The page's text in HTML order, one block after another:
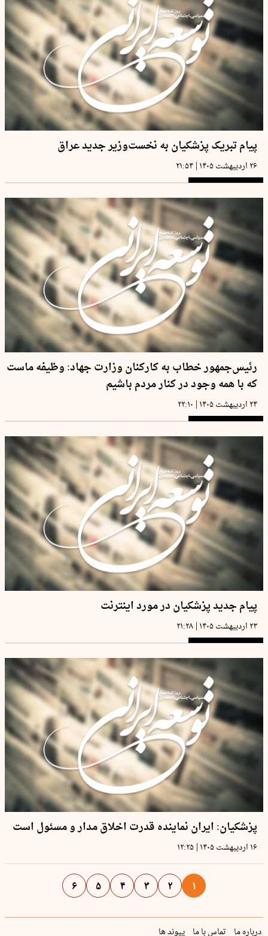
پیام تبریک پزشکیان به نخست‌وزیر جدید عراق
۲۶ اردیبهشت ۱۴۰۵ | ۲۱:۵۴
رئیس‌جمهور خطاب به کارکنان وزارت جهاد: وظیفه ماست
که با همه وجود در کنار مردم باشیم
۲۴ اردیبهشت ۱۴۰۵ | ۲۲:۱۰
پیام جدید پزشکیان در مورد اینترنت
۲۳ اردیبهشت ۱۴۰۵ | ۲۱:۲۸
پزشکیان: ایران نماینده قدرت اخلاق مدار و مسئول است
۱۶ اردیبهشت ۱۴۰۵ | ۱۲:۲۵
۱ ۲ ۳ ۴ ۵ ۶
درباره ما تماس با ما پیوند ها